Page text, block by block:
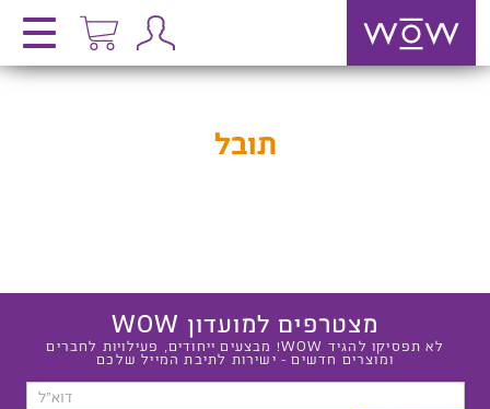
תובל
מצטרפים למועדון WOW
לא תפסיקו להגיד WOW! מבצעים ייחודים, פעילויות לחברים
ומוצרים חדשים - ישירות לתיבת המייל שלכם